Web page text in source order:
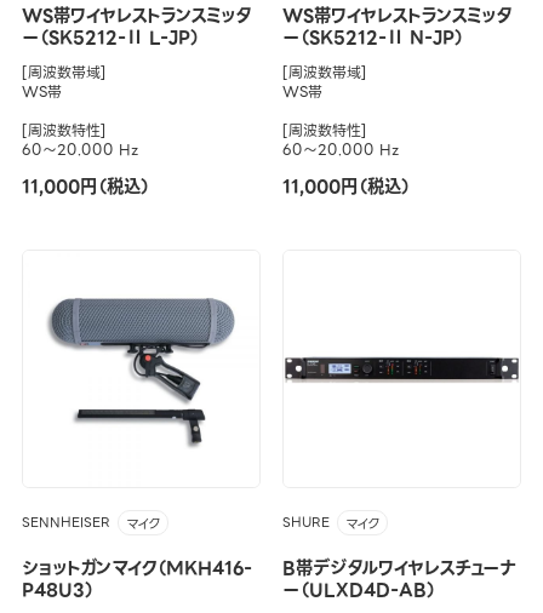
WS帯ワイヤレストランスミッタ
ー（SK5212-Ⅱ L-JP）
[周波数帯域]
WS帯
[周波数特性]
60～20.000 Hz
11,000円（税込）
WS帯ワイヤレストランスミッタ
ー（SK5212-Ⅱ N-JP）
[周波数帯域]
WS帯
[周波数特性]
60～20.000 Hz
11,000円（税込）
SENNHEISER マイク
ショットガンマイク（MKH416-
P48U3）
SHURE マイク
B帯デジタルワイヤレスチューナ
ー（ULXD4D-AB）